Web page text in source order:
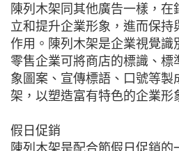
陳列木架同其他廣告一樣，
立和提升企業形象，進而保持
作用。陳列木架是企業視覺識
零售企業可將商店的標識、標
象圖案、宣傳標語、口號等製
架，以塑造富有特色的企業形
假日促銷